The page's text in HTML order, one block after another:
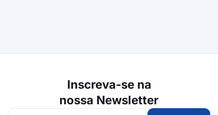
Inscreva-se na
nossa Newsletter